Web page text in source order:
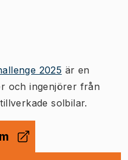
2025 är en
och ingenjörer från
solbilar.
i ny flik